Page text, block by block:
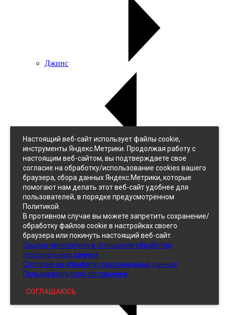
Джинс
Джинс
Однотонный
Принтованный
Кожзам
Настоящий веб-сайт использует файлы cookie,
инструменты Яндекс.Метрики. Продолжая работу с
настоящим веб-сайтом, вы подтверждаете свое
согласие на обработку/использование cookies вашего
браузера, сбора данных Яндекс.Метрики, которые
помогают нам делать этот веб-сайт удобнее для
пользователей, в порядке предусмотренном
Политикой.
В противном случае вы можете запретить сохранение/
обработку файлов cookie в настройках своего
браузера или покинуть настоящий веб-сайт.
Ссылка на политику в отношении обработки
персональных данных
Согласие на обработку персональных данных
Пользовательское соглашение
СОГЛАШАЮСЬ